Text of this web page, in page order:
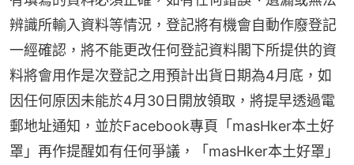
辨識所輸入資料等情況，登記將有機會自動作廢登記
一經確認，將不能更改任何登記資料閣下所提供的資
料將會用作是次登記之用預計出貨日期為4月底，如
因任何原因未能於4月30日開放領取，將提早透過電
郵地址通知，並於Facebook專頁「masHker本土好
罩」再作提醒如有任何爭議，「masHker本土好罩」